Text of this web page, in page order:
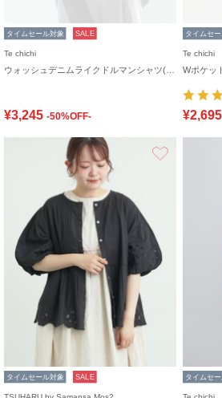
タイムセール対象 SALE
Te chichi
¥3,245 -50%OFF-
タイムセ
Te chichi
¥2,695
タイムセール対象 SALE タイムセ